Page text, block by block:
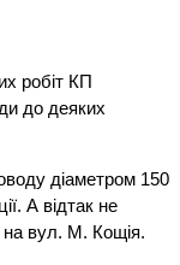
робіт КП
до деяких
діаметром 150
А відтак не
вул. М. Кощія.